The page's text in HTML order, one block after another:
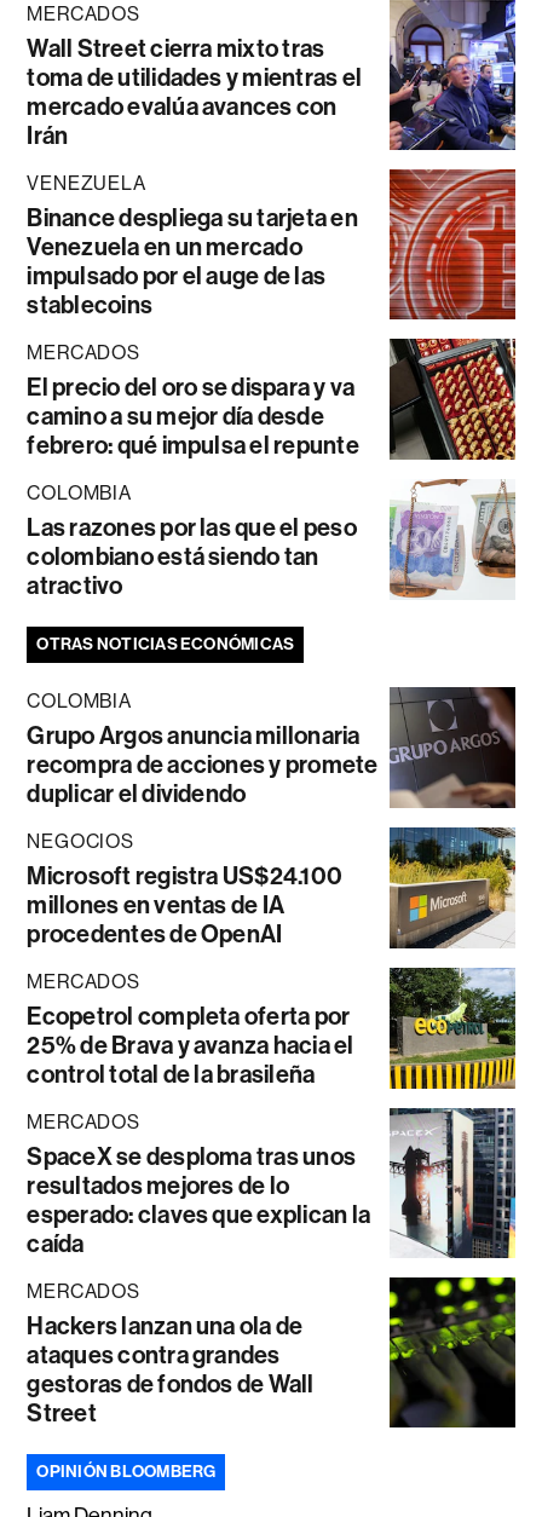
MERCADOS
Wall Street cierra mixto tras
toma de utilidades y mientras el
mercado evalúa avances con
Irán
VENEZUELA
Binance despliega su tarjeta en
Venezuela en un mercado
impulsado por el auge de las
stablecoins
MERCADOS
El precio del oro se dispara y va
camino a su mejor día desde
febrero: qué impulsa el repunte
COLOMBIA
Las razones por las que el peso
colombiano está siendo tan
atractivo
OTRAS NOTICIAS ECONÓMICAS
COLOMBIA
Grupo Argos anuncia millonaria
recompra de acciones y promete
duplicar el dividendo
NEGOCIOS
Microsoft registra US$24.100
millones en ventas de IA
procedentes de OpenAI
MERCADOS
Ecopetrol completa oferta por
25% de Brava y avanza hacia el
control total de la brasileña
MERCADOS
SpaceX se desploma tras unos
resultados mejores de lo
esperado: claves que explican la
caída
MERCADOS
Hackers lanzan una ola de
ataques contra grandes
gestoras de fondos de Wall
Street
OPINIÓN BLOOMBERG